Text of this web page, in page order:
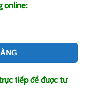
online:
tiếp để được tư